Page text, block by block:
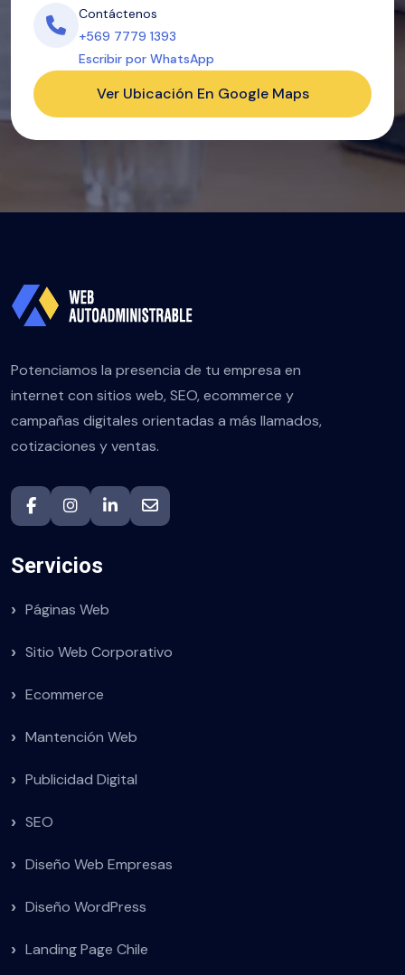
Contáctenos
+569 7779 1393
Escribir por WhatsApp
Ver Ubicación En Google Maps
Potenciamos la presencia de tu empresa en
internet con sitios web, SEO, ecommerce y
campañas digitales orientadas a más llamados,
cotizaciones y ventas.
Servicios
Páginas Web
Sitio Web Corporativo
Ecommerce
Mantención Web
Publicidad Digital
SEO
Diseño Web Empresas
Diseño WordPress
Landing Page Chile